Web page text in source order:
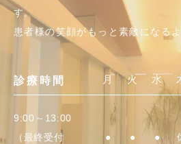
す。
患者様の笑顔がもっと素敵になる
診療時間 月 火 水
9:00～13:00
（最終受付
● ● ●